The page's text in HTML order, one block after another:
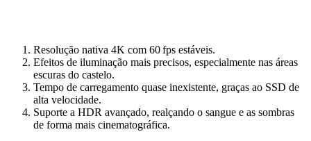
Resolução nativa 4K com 60 fps estáveis.
Efeitos de iluminação mais precisos, especialmente nas áreas
escuras do castelo.
Tempo de carregamento quase inexistente, graças ao SSD de
alta velocidade.
Suporte a HDR avançado, realçando o sangue e as sombras
de forma mais cinematográfica.